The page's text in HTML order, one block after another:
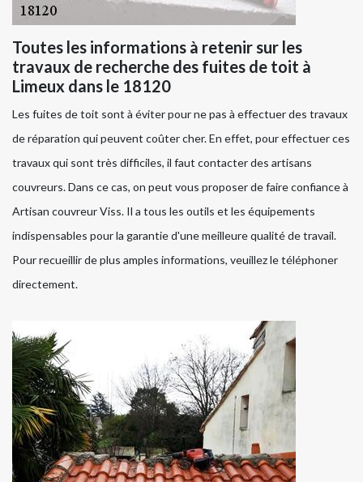
Toutes les informations à retenir sur les
travaux de recherche des fuites de toit à
Limeux dans le 18120
Les fuites de toit sont à éviter pour ne pas à effectuer des travaux
de réparation qui peuvent coûter cher. En effet, pour effectuer ces
travaux qui sont très difficiles, il faut contacter des artisans
couvreurs. Dans ce cas, on peut vous proposer de faire confiance à
Artisan couvreur Viss. Il a tous les outils et les équipements
indispensables pour la garantie d'une meilleure qualité de travail.
Pour recueillir de plus amples informations, veuillez le téléphoner
directement.